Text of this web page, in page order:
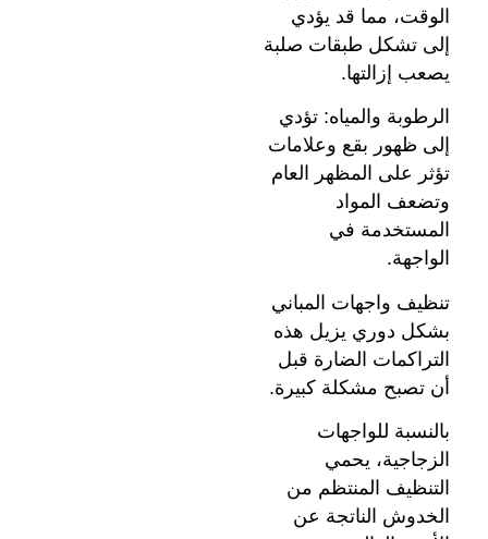
الوقت، مما قد يؤدي
إلى تشكل طبقات صلبة
يصعب إزالتها.
الرطوبة والمياه: تؤدي
إلى ظهور بقع وعلامات
تؤثر على المظهر العام
وتضعف المواد
المستخدمة في
الواجهة.
تنظيف واجهات المباني
بشكل دوري يزيل هذه
التراكمات الضارة قبل
أن تصبح مشكلة كبيرة.
بالنسبة للواجهات
الزجاجية، يحمي
التنظيف المنتظم من
الخدوش الناتجة عن